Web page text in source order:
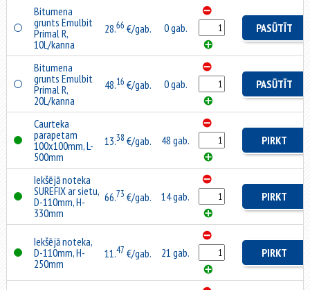
Bitumena
grunts Emulbit
Primal R,
10L/kanna
28.66 €/gab. 0 gab. PASŪTĪT
Bitumena
grunts Emulbit
Primal R,
20L/kanna
48.16 €/gab. 0 gab. PASŪTĪT
Caurteka
parapetam
100x100mm, L-
500mm
13.38 €/gab. 48 gab. PIRKT
Iekšējā noteka
SUREFIX ar sietu,
D-110mm, H-
330mm
66.73 €/gab. 14 gab. PIRKT
Iekšējā noteka,
D-110mm, H-
250mm
11.47 €/gab. 21 gab. PIRKT